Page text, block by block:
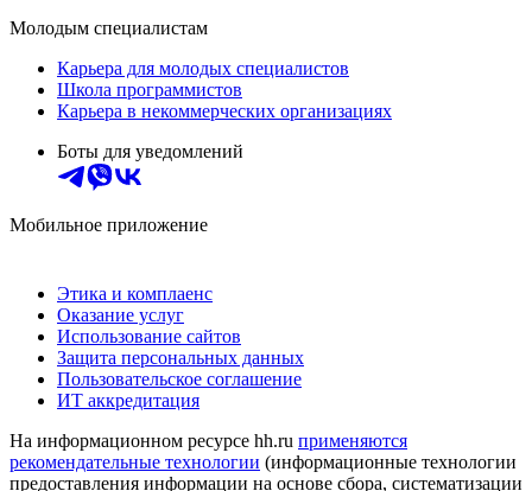
Молодым специалистам
Карьера для молодых специалистов
Школа программистов
Карьера в некоммерческих организациях
Боты для уведомлений
Мобильное приложение
Этика и комплаенс
Оказание услуг
Использование сайтов
Защита персональных данных
Пользовательское соглашение
ИТ аккредитация
На информационном ресурсе hh.ru применяются
рекомендательные технологии (информационные технологии
предоставления информации на основе сбора, систематизации